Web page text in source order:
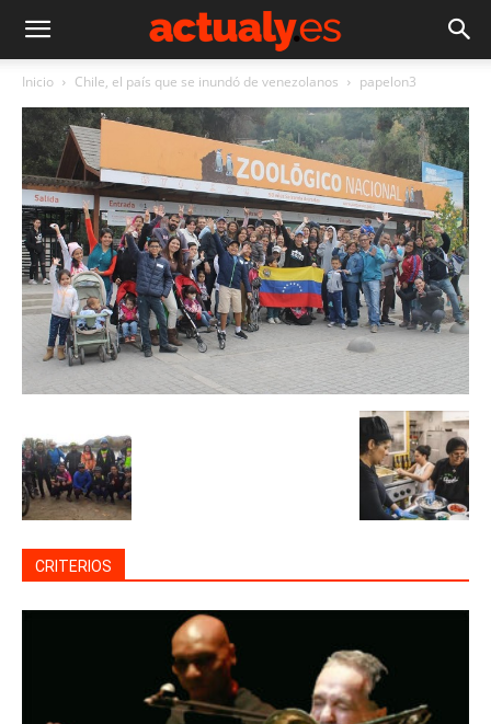
Inicio Chile, el país que se inundó de venezolanos papelon3
CRITERIOS